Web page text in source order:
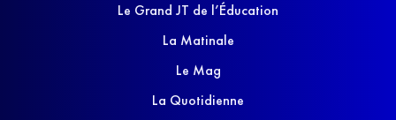
Le Grand JT de l’Éducation
La Matinale
Le Mag
La Quotidienne